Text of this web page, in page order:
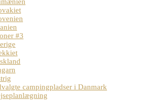
#3
campingpladser i Danmark